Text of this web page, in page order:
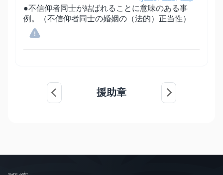
●不信仰者同士が結ばれることに意味のある事
例。（不信仰者同士の婚姻の（法的）正当性）
援助章